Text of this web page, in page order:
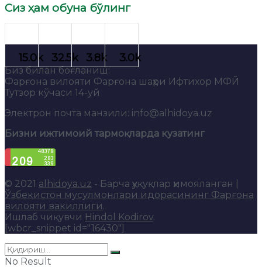
Сиз ҳам обуна бўлинг
Биз билан боғланиш:
Фарғона вилояти Фарғона шаҳри Ифтихор МФЙ
Тутзор кўчаси 14-уй
Электрон почта манзили: info@alhidoya.uz
Бизни ижтимоий тармоқларда кузатинг
© 2021 alhidoya.uz - Барча ҳуқуқлар ҳимояланган |
Ўзбекистон мусулмонлари идорасининг Фарғона
вилояти вакиллиги.
Ишлаб чиқувчи Hindol Kodirov.
[wbcr_snippet id="16430"]
No Result